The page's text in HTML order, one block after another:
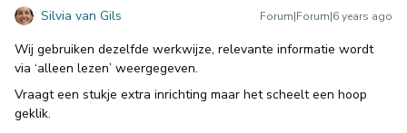
Silvia van Gils Forum|Forum|6 years ago
Wij gebruiken dezelfde werkwijze, relevante informatie wordt
via ‘alleen lezen’ weergegeven.
Vraagt een stukje extra inrichting maar het scheelt een hoop
geklik.